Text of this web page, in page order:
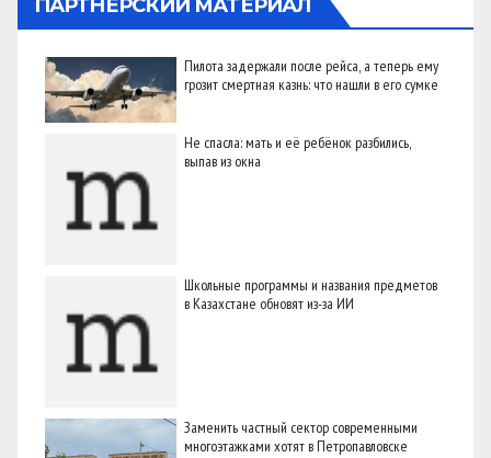
ПАРТНЕРСКИЙ МАТЕРИАЛ
Пилота задержали после рейса, а теперь ему
грозит смертная казнь: что нашли в его сумке
Не спасла: мать и её ребёнок разбились,
выпав из окна
Школьные программы и названия предметов
в Казахстане обновят из-за ИИ
Заменить частный сектор современными
многоэтажками хотят в Петропавловске